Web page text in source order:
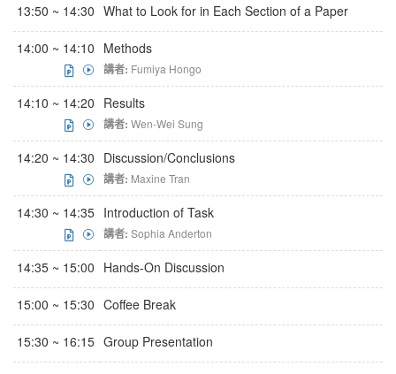
13:50 ~ 14:30 What to Look for in Each Section of a Paper
14:00 ~ 14:10 Methods
講者: Fumiya Hongo
14:10 ~ 14:20 Results
講者: Wen-Wei Sung
14:20 ~ 14:30 Discussion/Conclusions
講者: Maxine Tran
14:30 ~ 14:35 Introduction of Task
講者: Sophia Anderton
14:35 ~ 15:00 Hands-On Discussion
15:00 ~ 15:30 Coffee Break
15:30 ~ 16:15 Group Presentation